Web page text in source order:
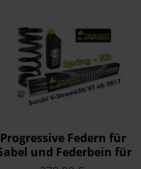
Progressive Federn für
und Federbein für